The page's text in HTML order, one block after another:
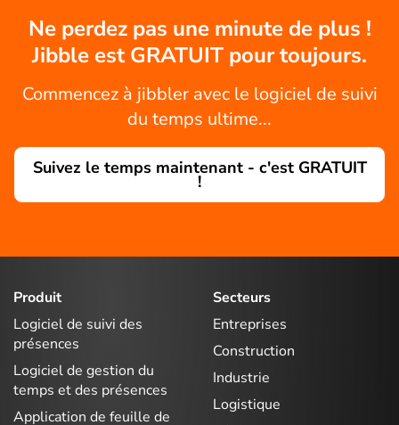
Ne perdez pas une minute de plus !
Jibble est GRATUIT pour toujours.
Commencez à jibbler avec le logiciel de suivi
du temps ultime...
Suivez le temps maintenant - c'est GRATUIT
!
Produit
Logiciel de suivi des
présences
Logiciel de gestion du
temps et des présences
Application de feuille de
Secteurs
Entreprises
Construction
Industrie
Logistique